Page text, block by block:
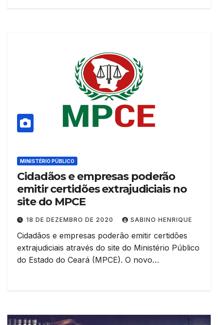
MINISTÉRIO PÚBLICO
Cidadãos e empresas poderão
emitir certidões extrajudiciais no
site do MPCE
18 DE DEZEMBRO DE 2020 SABINO HENRIQUE
Cidadãos e empresas poderão emitir certidões
extrajudiciais através do site do Ministério Público
do Estado do Ceará (MPCE). O novo…